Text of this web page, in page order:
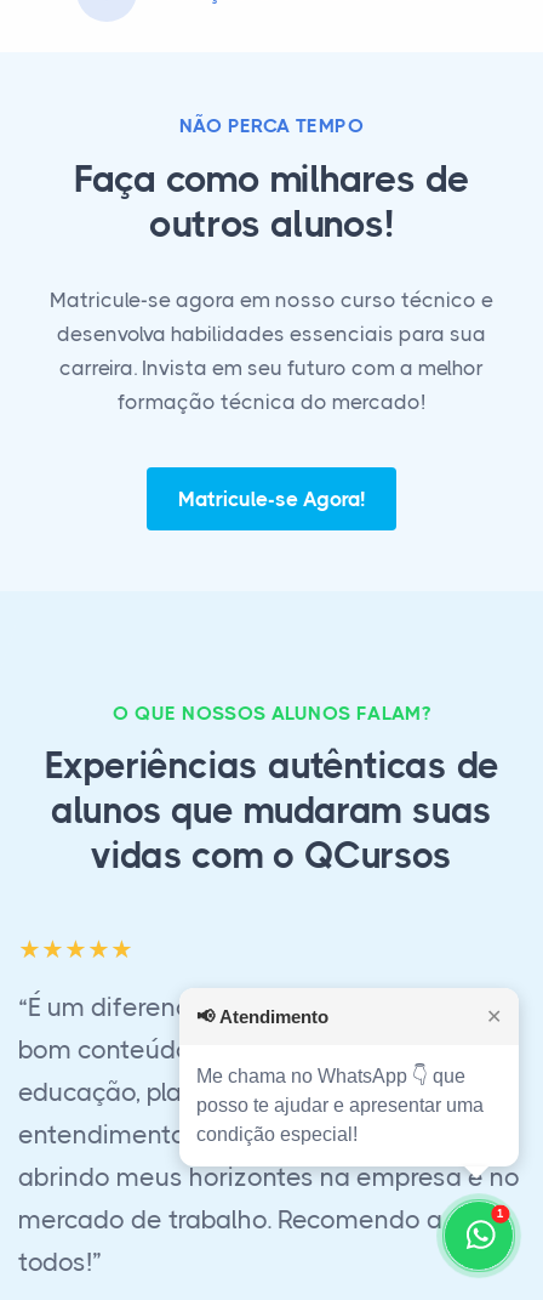
NÃO PERCA TEMPO
Faça como milhares de
outros alunos!
Matricule-se agora em nosso curso técnico e
desenvolva habilidades essenciais para sua
carreira. Invista em seu futuro com a melhor
formação técnica do mercado!
Matricule-se Agora!
O QUE NOSSOS ALUNOS FALAM?
Experiências autênticas de
alunos que mudaram suas
vidas com o QCursos
“Acabei o curso de Corretor de Imóveis foi
muito bom, estava receoso quanto à fazer
o EAD, mas realmente funciona e ajudou
muito em minha preparação profissional,
sem contar no ótimo atendimento e
suporte sempre dado pela equipe, tirando
todas as dúvidas e auxiliando em todo o
1
📢 Atendimento ✕
Me chama no WhatsApp 👇 que
posso te ajudar e apresentar uma
condição especial!